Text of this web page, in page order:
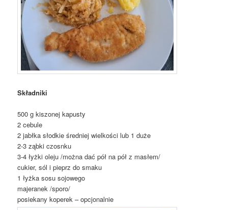
Składniki
500 g kiszonej kapusty
2 cebule
2 jabłka słodkie średniej wielkości lub 1 duże
2-3 ząbki czosnku
3-4 łyżki oleju /można dać pół na pół z masłem/
cukier, sól i pieprz do smaku
1 łyżka sosu sojowego
majeranek /sporo/
posiekany koperek – opcjonalnie